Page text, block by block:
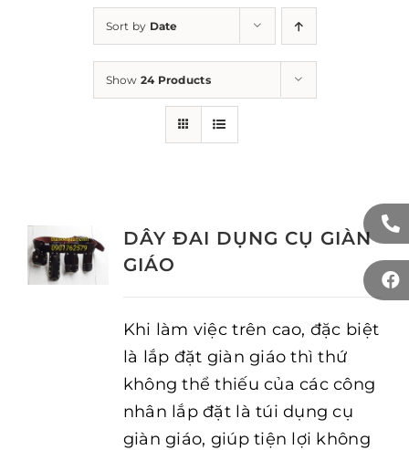
Sort by Date
Show 24 Products
DÂY ĐAI DỤNG CỤ GIÀN
GIÁO
Khi làm việc trên cao, đặc biệt
là lắp đặt giàn giáo thì thứ
không thể thiếu của các công
nhân lắp đặt là túi dụng cụ
giàn giáo, giúp tiện lợi không